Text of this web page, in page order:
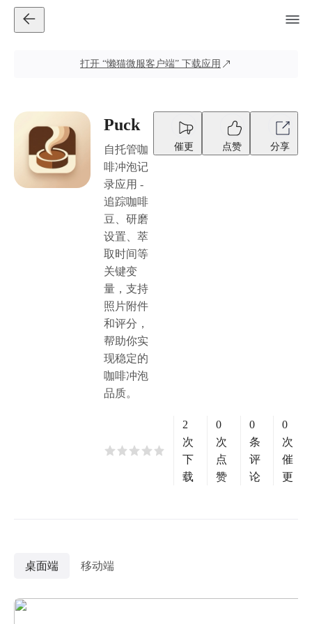
打开 “懒猫微服客户端” 下载应用
Puck
自托管咖
啡冲泡记
录应用 -
追踪咖啡
豆、研磨
设置、萃
取时间等
关键变
量，支持
照片附件
和评分，
帮助你实
现稳定的
咖啡冲泡
品质。
催更 点赞 分享
2
次
下
载
0
次
点
赞
0
条
评
论
0
次
催
更
桌面端 移动端